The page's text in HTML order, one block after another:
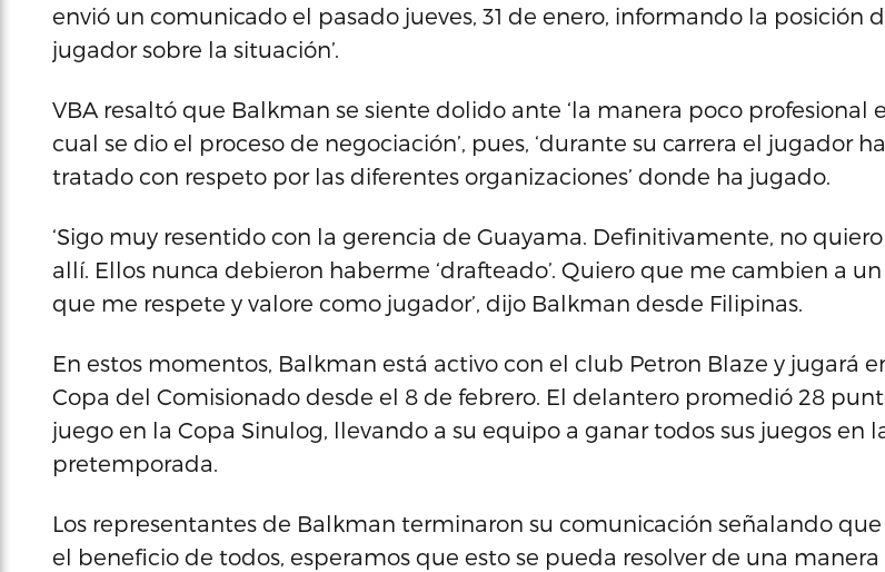
envió un comunicado el pasado jueves, 31 de enero, informando la posición
jugador sobre la situación’.
VBA resaltó que Balkman se siente dolido ante ‘la manera poco profesional
cual se dio el proceso de negociación’, pues, ‘durante su carrera el jugador
tratado con respeto por las diferentes organizaciones’ donde ha jugado.
‘Sigo muy resentido con la gerencia de Guayama. Definitivamente, no
allí. Ellos nunca debieron haberme ‘drafteado’. Quiero que me cambien a
que me respete y valore como jugador’, dijo Balkman desde Filipinas.
En estos momentos, Balkman está activo con el club Petron Blaze y jugará
Copa del Comisionado desde el 8 de febrero. El delantero promedió 28
juego en la Copa Sinulog, llevando a su equipo a ganar todos sus juegos en
pretemporada.
Los representantes de Balkman terminaron su comunicación señalando que
el beneficio de todos, esperamos que esto se pueda resolver de una manera